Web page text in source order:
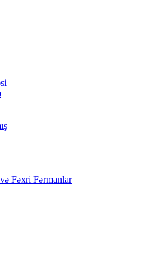
Fəxri Fərmanlar